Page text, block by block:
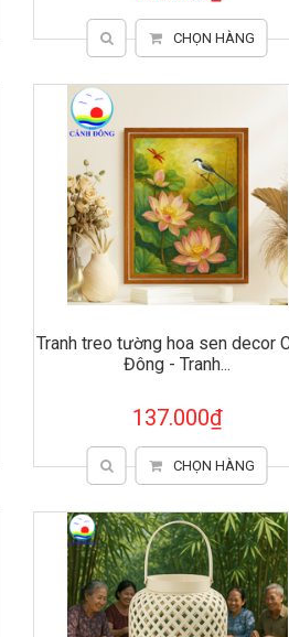
CHỌN HÀNG
Tranh treo tường hoa sen decor
Đông - Tranh...
137.000₫
CHỌN HÀNG